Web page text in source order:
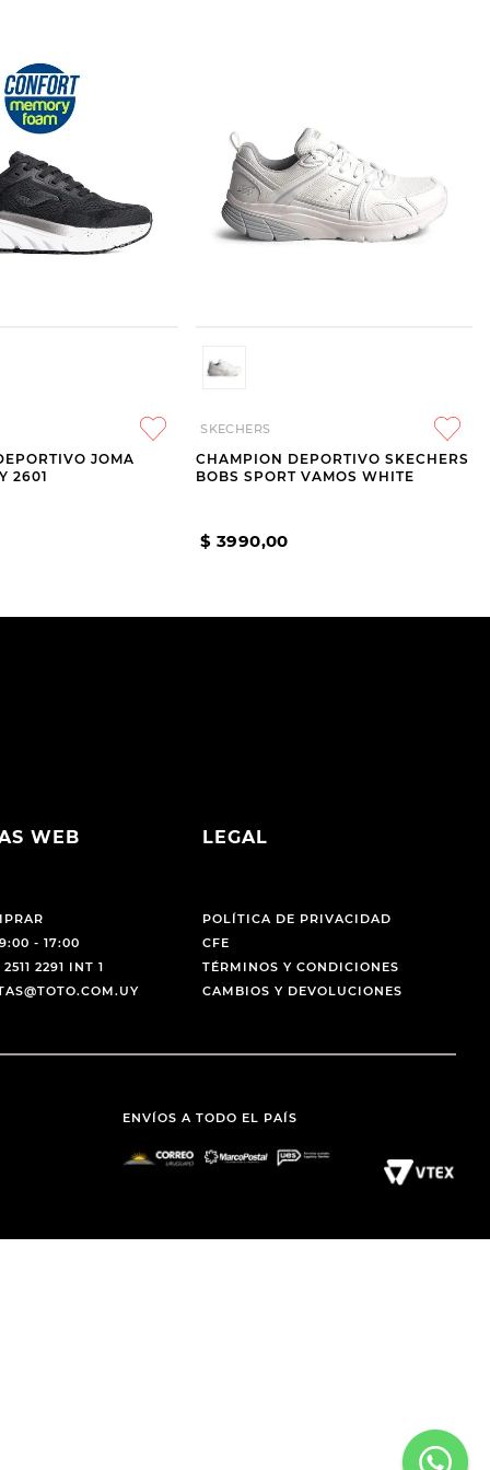
JOMA
2601
SKECHERS
CHAMPION DEPORTIVO SKECHERS
BOBS SPORT VAMOS WHITE
$ 3990,00
WEB
- 17:00
2291 INT 1
LEGAL
POLÍTICA DE PRIVACIDAD
CFE
TÉRMINOS Y CONDICIONES
CAMBIOS Y DEVOLUCIONES
ENVÍOS A TODO EL PAÍS